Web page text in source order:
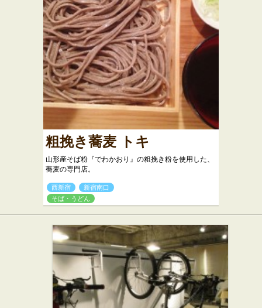
粗挽き蕎麦 トキ
山形産そば粉『でわかおり』の粗挽き粉を使用した、
蕎麦の専門店。
西新宿
新宿南口
そば・うどん